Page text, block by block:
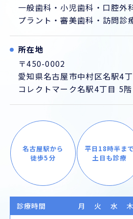
一般歯科 ・ 小児歯科 ・ 口腔外
プラント ・審美歯科 ・ 訪問診
所在地
〒450-0002
愛知県名古屋市中村区名駅4
コレクトマーク名駅4丁目 5階
名古屋駅から
徒歩5分
平日18時半まで
土日も診療
診療時間 月 火 水 木